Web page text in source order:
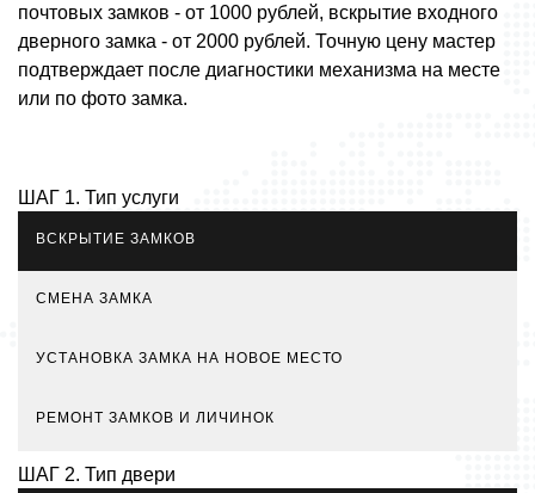
почтовых замков - от 1000 рублей, вскрытие входного
дверного замка - от 2000 рублей. Точную цену мастер
подтверждает после диагностики механизма на месте
или по фото замка.
ШАГ 1. Тип услуги
ВСКРЫТИЕ ЗАМКОВ
СМЕНА ЗАМКА
УСТАНОВКА ЗАМКА НА НОВОЕ МЕСТО
РЕМОНТ ЗАМКОВ И ЛИЧИНОК
ШАГ 2. Тип двери